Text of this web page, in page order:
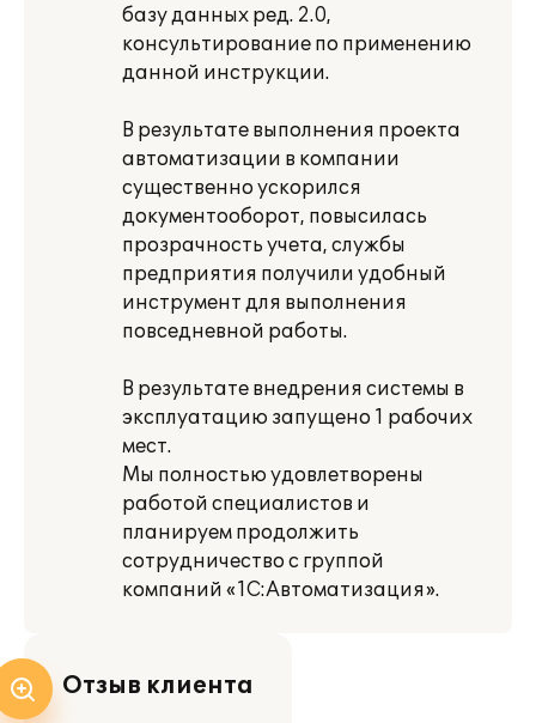
базу данных ред. 2.0,
консультирование по применению
данной инструкции.
В результате выполнения проекта
автоматизации в компании
существенно ускорился
документооборот, повысилась
прозрачность учета, службы
предприятия получили удобный
инструмент для выполнения
повседневной работы.
В результате внедрения системы в
эксплуатацию запущено 1 рабочих
мест.
Мы полностью удовлетворены
работой специалистов и
планируем продолжить
сотрудничество с группой
компаний «1С:Автоматизация».
Отзыв клиента